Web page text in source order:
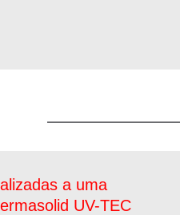
a uma
UV-TEC